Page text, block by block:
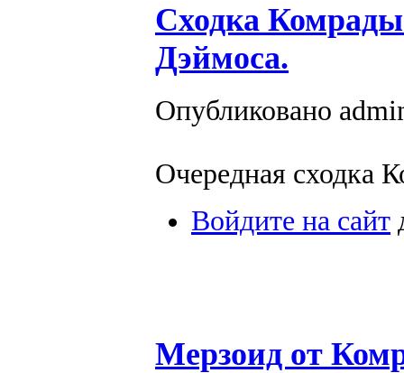
Сходка
Дэймоса.
Опубликовано
Очередная сходка
Войдите на сайт
Мерзоид от